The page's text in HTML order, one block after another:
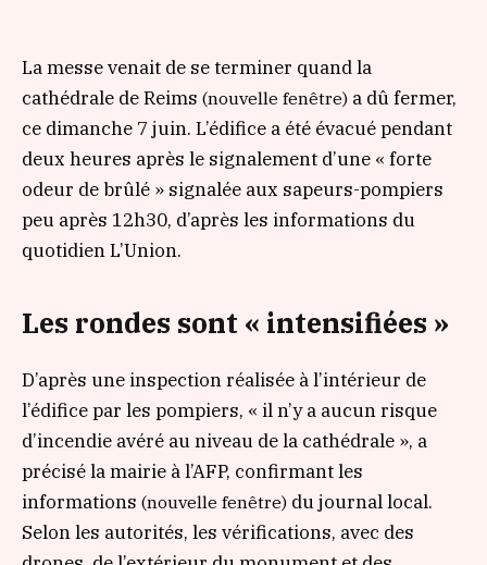
La messe venait de se terminer quand la
cathédrale de Reims (nouvelle fenêtre) a dû fermer,
ce dimanche 7 juin. L’édifice a été évacué pendant
deux heures après le signalement d’une « forte
odeur de brûlé » signalée aux sapeurs-pompiers
peu après 12h30, d’après les informations du
quotidienL’Union.
Les rondes sont « intensifiées »
D’après une inspection réalisée à l’intérieur de
l’édifice par les pompiers, « il n’y a aucun risque
d’incendie avéré au niveau de la cathédrale », a
précisé la mairie à l’AFP, confirmant les
informations (nouvelle fenêtre) du journal local.
Selon les autorités, les vérifications, avec des